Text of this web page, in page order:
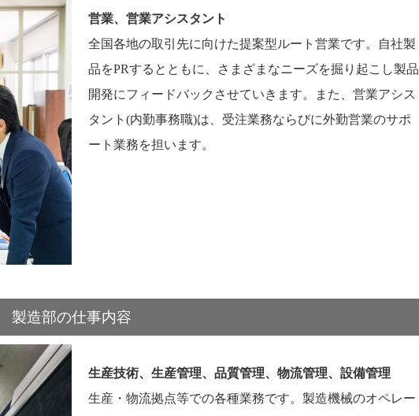
営業、営業アシスタント
全国各地の取引先に向けた提案型ルート営業です。自社製
品をPRするとともに、さまざまなニーズを掘り起こし製品
開発にフィードバックさせていきます。また、営業アシス
タント(内勤事務職)は、受注業務ならびに外勤営業のサポ
ート業務を担います。
製造部の仕事内容
生産技術、生産管理、品質管理、物流管理、設備管理
生産・物流拠点等での各種業務です。製造機械のオペレー